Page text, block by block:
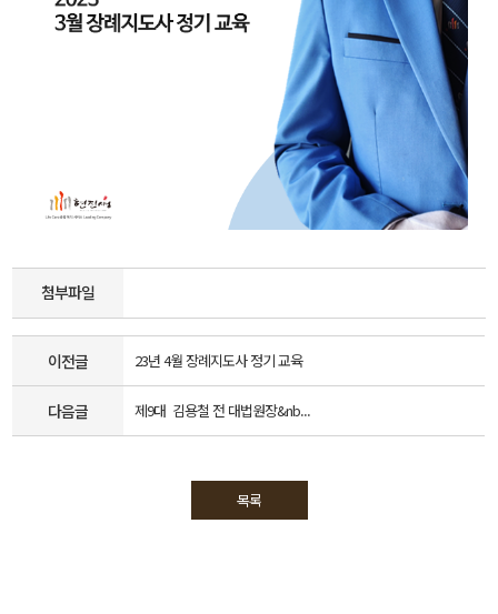
첨부파일
이전글 23년 4월 장례지도사 정기 교육
다음글 제9대 김용철 전 대법원장&nb...
목록